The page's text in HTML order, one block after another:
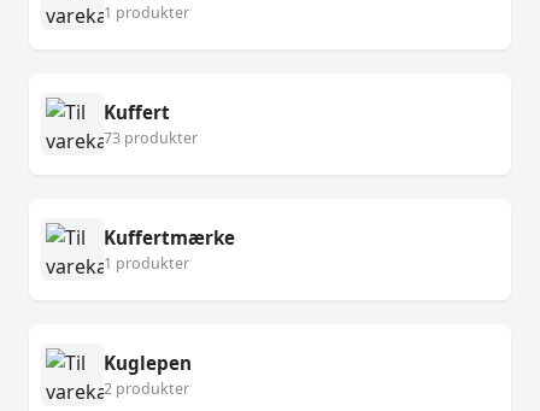
1 produkter
Kuffert
73 produkter
Kuffertmærke
1 produkter
Kuglepen
2 produkter